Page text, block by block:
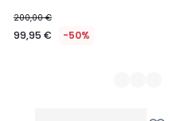
200,00 €
99,95 € -50%